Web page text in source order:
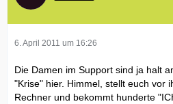
6. April 2011 um 16:26
Die Damen im Support sind ja halt
"Krise" hier. Himmel, stellt euch vor
Rechner und bekommt hunderte